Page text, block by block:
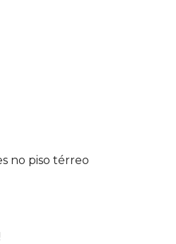
no piso térreo